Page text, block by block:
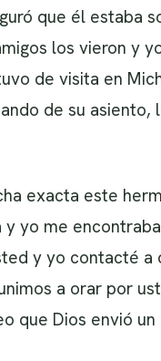
que él estaba
los vieron y
de visita en
de su
exacta este
y yo me
y yo contacté
a orar por
que Dios envió